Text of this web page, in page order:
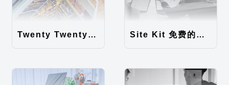
Twenty Twenty-Five 免费的WordPress内容主题 Site Kit 免费的WordPress数据统计插件